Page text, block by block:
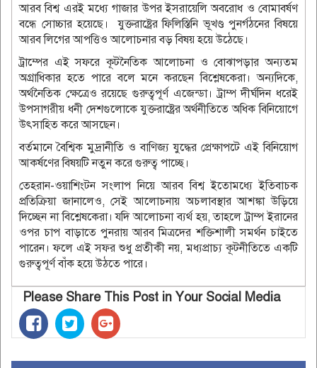
আরব বিশ্ব এরই মধ্যে গাজার উপর ইসরায়েলি অবরোধ ও বোমাবর্ষণ
বন্ধে সোচ্চার হয়েছে। যুক্তরাষ্ট্রের ফিলিস্তিনি ভূখণ্ড পুনর্গঠনের বিষয়ে
আরব লিগের আপত্তিও আলোচনার বড় বিষয় হয়ে উঠেছে।
ট্রাম্পের এই সফরে কূটনৈতিক আলোচনা ও বোঝাপড়ার অন্যতম
অগ্রাধিকার হতে পারে বলে মনে করছেন বিশ্লেষকেরা। অন্যদিকে,
অর্থনৈতিক ক্ষেত্রেও রয়েছে গুরুত্বপূর্ণ এজেন্ডা। ট্রাম্প দীর্ঘদিন ধরেই
উপসাগরীয় ধনী দেশগুলোকে যুক্তরাষ্ট্রের অর্থনীতিতে অধিক বিনিয়োগে
উৎসাহিত করে আসছেন।
বর্তমানে বৈশ্বিক মুদ্রানীতি ও বাণিজ্য যুদ্ধের প্রেক্ষাপটে এই বিনিয়োগ
আকর্ষণের বিষয়টি নতুন করে গুরুত্ব পাচ্ছে।
তেহরান-ওয়াশিংটন সংলাপ নিয়ে আরব বিশ্ব ইতোমধ্যে ইতিবাচক
প্রতিক্রিয়া জানালেও, সেই আলোচনায় অচলাবস্থার আশঙ্কা উড়িয়ে
দিচ্ছেন না বিশ্লেষকেরা। যদি আলোচনা ব্যর্থ হয়, তাহলে ট্রাম্প ইরানের
ওপর চাপ বাড়াতে পুনরায় আরব মিত্রদের শক্তিশালী সমর্থন চাইতে
পারেন। ফলে এই সফর শুধু প্রতীকী নয়, মধ্যপ্রাচ্য কূটনীতিতে একটি
গুরুত্বপূর্ণ বাঁক হয়ে উঠতে পারে।
Please Share This Post in Your Social Media